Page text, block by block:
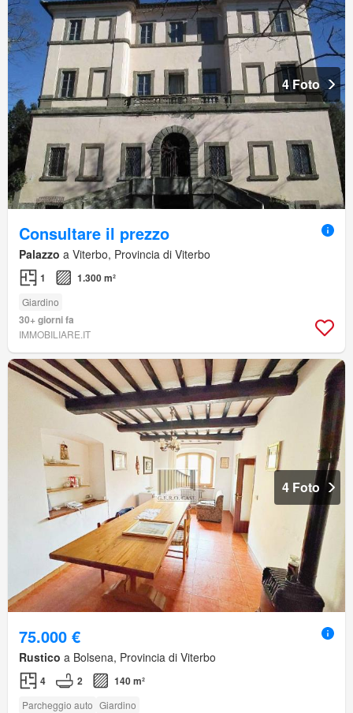
4 Foto
Consultare il prezzo
Palazzo a Viterbo, Provincia di Viterbo
1 1.300 m²
Giardino
30+ giorni fa
IMMOBILIARE.IT
4 Foto
75.000 €
Rustico a Bolsena, Provincia di Viterbo
4 2 140 m²
Parcheggio auto Giardino